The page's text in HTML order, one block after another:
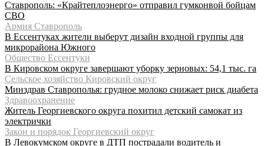
Ставрополь: «Крайтеплоэнерго» отправил гумконвой бойцам
СВО
Армия Ставрополь
В Ессентуках жители выберут дизайн входной группы для
микрорайона Южного
Общество Ессентуки
В Кировском округе завершают уборку зерновых: 54,1 тыс. га
Сельское хозяйство Кировский округ
Минздрав Ставрополья: грудное молоко снижает риск диабета
Здравоохранение
Житель Георгиевского округа похитил детский самокат из
электрички
Закон и порядок Георгиевский округ
В Левокумском округе в ДТП пострадали водитель и